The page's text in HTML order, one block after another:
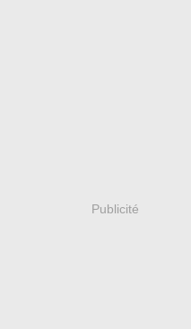
Publicité